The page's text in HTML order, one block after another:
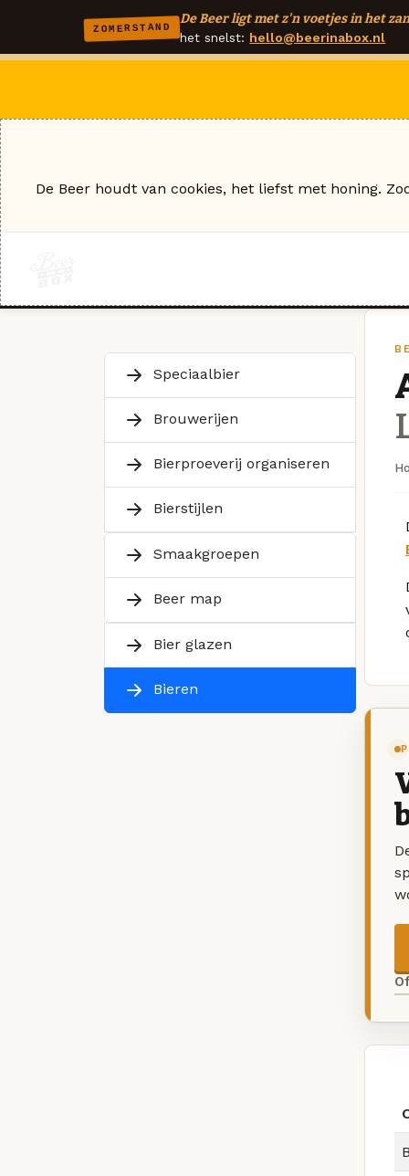
ZOMERSTAND
De Beer ligt met z'n voetjes in het
het snelst: hello@beerinabox.nl
Speciaalbier
Brouwerijen
Bierproeverij organiseren
Bierstijlen
Smaakgroepen
Beer map
Bier glazen
Bieren
De Beer houdt van cookies, het liefst met honing.